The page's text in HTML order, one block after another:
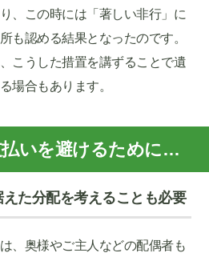
、この時には「著しい非行」に
も認める結果となったのです。
こうした措置を講ずることで遺
場合もあります。
いを避けるために…
た分配を考えることも必要
、奥様やご主人などの配偶者も